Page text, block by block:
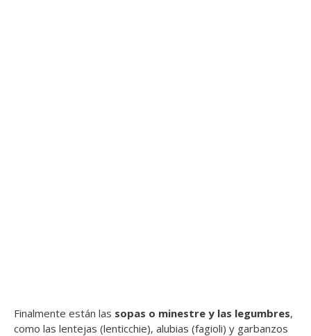
Finalmente están las sopas o minestre y las legumbres,
como las lentejas (lenticchie), alubias (fagioli) y garbanzos